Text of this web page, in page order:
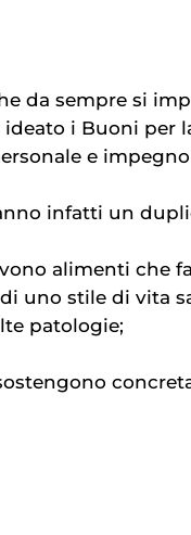
da sempre si
i Buoni per
e
infatti un
alimenti che
uno stile di vita
patologie;